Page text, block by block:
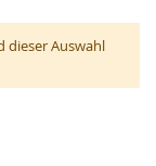
dieser Auswahl